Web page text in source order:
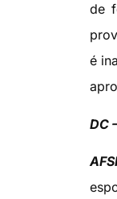
de
é
DC